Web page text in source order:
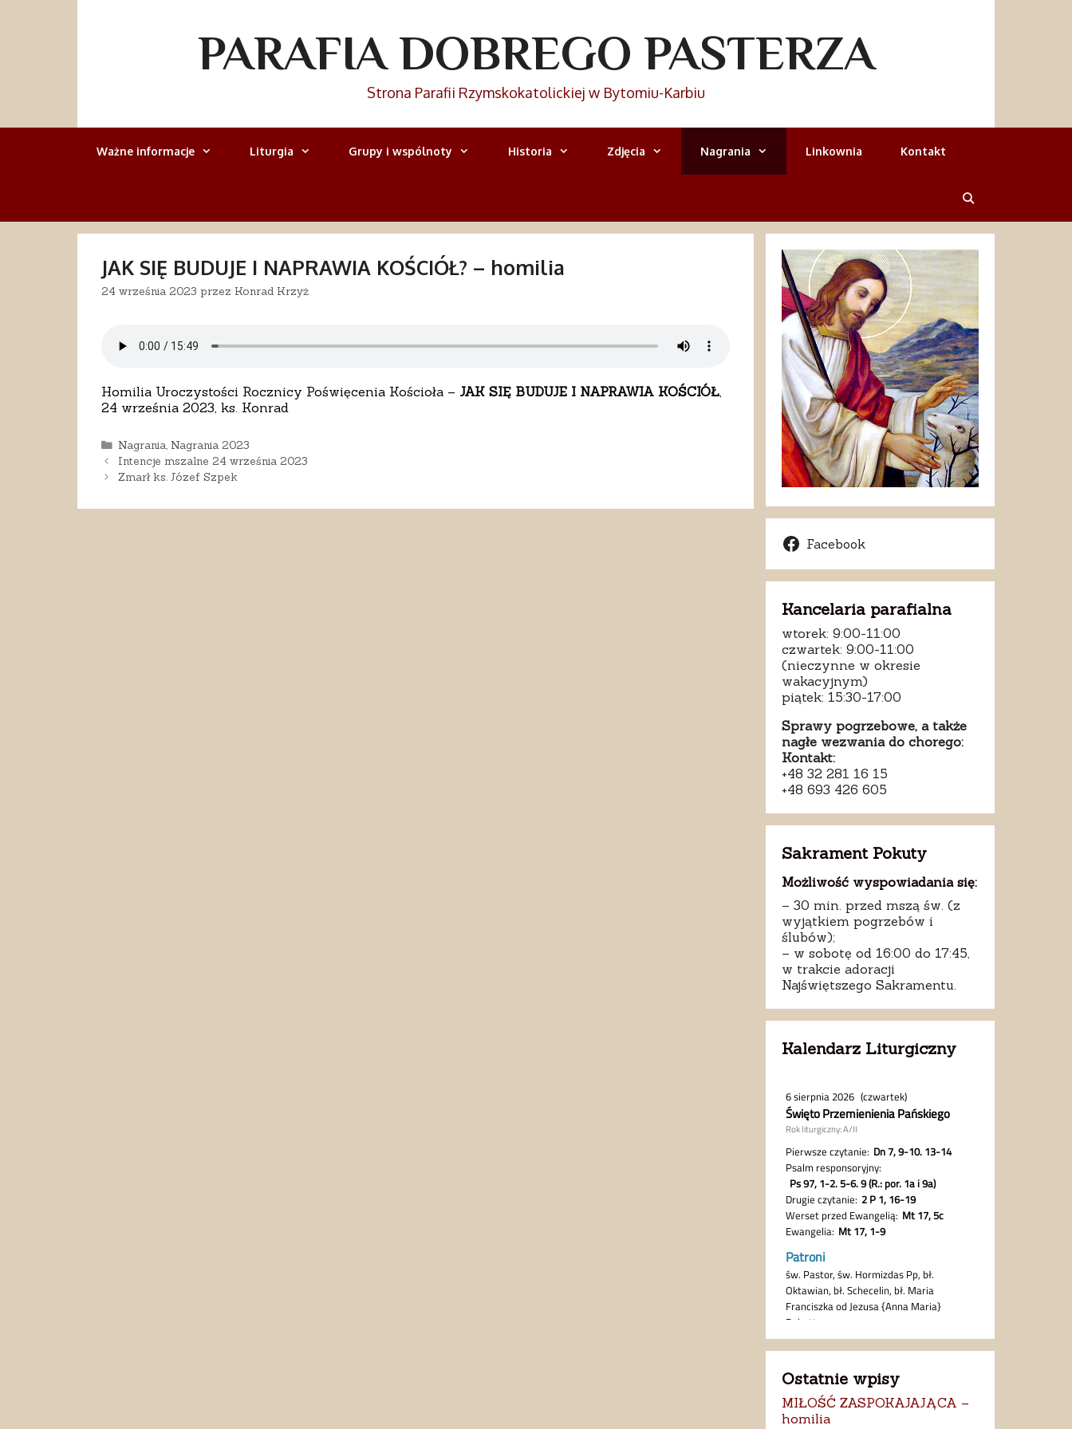
PARAFIA DOBREGO PASTERZA
Strona Parafii Rzymskokatolickiej w Bytomiu-Karbiu
Ważne informacje Liturgia Grupy i wspólnoty Historia Zdjęcia Nagrania Linkownia Kontakt
JAK SIĘ BUDUJE I NAPRAWIA KOŚCIÓŁ? – homilia
24 września 2023 przez Konrad Krzyż
Homilia Uroczystości Rocznicy Poświęcenia Kościoła – JAK SIĘ BUDUJE I NAPRAWIA KOŚCIÓŁ
24 września 2023, ks. Konrad
Kategorie
Nagrania,Nagrania 2023
Intencje mszalne 24 września 2023
Zmarł ks. Józef Szpek
Facebook
Kancelaria parafialna
wtorek: 9:00-11:00
czwartek: 9:00-11:00
(nieczynne w okresie
wakacyjnym)
piątek: 15:30-17:00
Sprawy pogrzebowe, a także
nagłe wezwania do chorego:
Kontakt:
+48 32 281 16 15
+48 693 426 605
Sakrament Pokuty
Możliwość wyspowiadania się:
– 30 min. przed mszą św. (z
wyjątkiem pogrzebów i
ślubów);
– w sobotę od 16:00 do 17:45,
w trakcie adoracji
Najświętszego Sakramentu.
Kalendarz Liturgiczny
Ostatnie wpisy
MIŁOŚĆ ZASPOKAJAJĄCA –
homilia